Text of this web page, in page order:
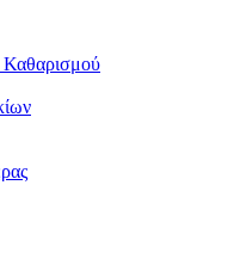
Καθαρισμού